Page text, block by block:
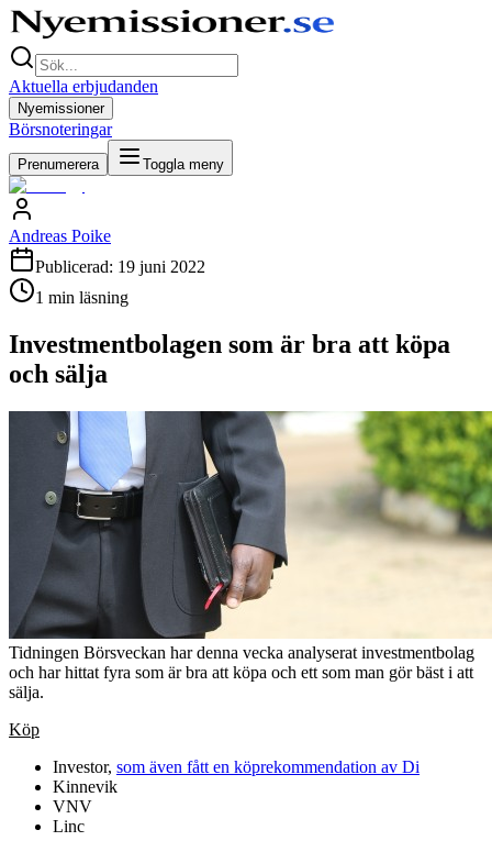
Aktuella erbjudanden
Nyemissioner
Börsnoteringar
Prenumerera Toggla meny
Andreas Poike
Publicerad: 19 juni 2022
1 min läsning
Investmentbolagen som är bra att köpa
och sälja
Tidningen Börsveckan har denna vecka analyserat investmentbolag
och har hittat fyra som är bra att köpa och ett som man gör bäst i att
sälja.
Köp
Investor, som även fått en köprekommendation av Di
Kinnevik
VNV
Linc